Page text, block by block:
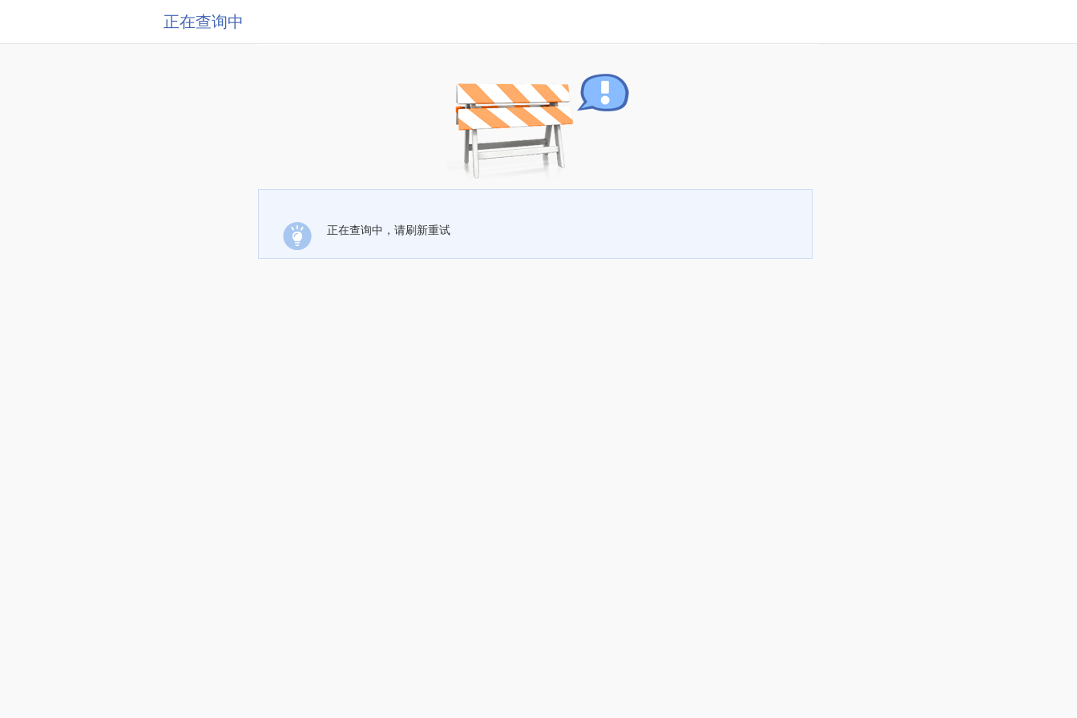
正在查询中
正在查询中，请刷新重试